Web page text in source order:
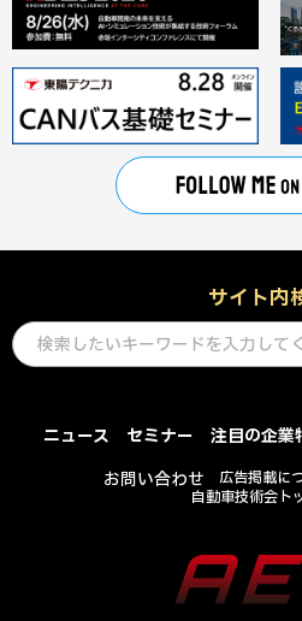
サイト内
ニュース セミナー 注目の企業
お問い合わせ
広告掲載に
自動車技術会ト